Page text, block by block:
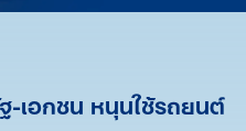
เอกชน หนุนใช้รถยนต์